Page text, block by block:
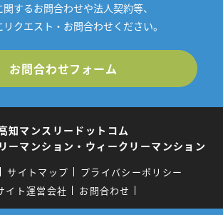
するお問合わせや法人契約等、
クエスト・お問合わせください。
お問合わせフォーム
知マンスリードットコム
ーマンション・ウィークリーマンション
サイトマップ
プライバシーポリシー
イト運営会社
お問合わせ